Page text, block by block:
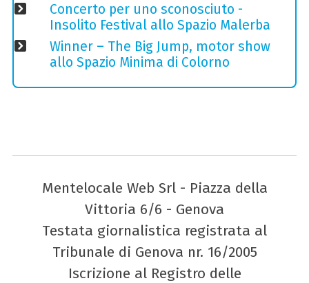
Concerto per uno sconosciuto -
Insolito Festival allo Spazio Malerba
Winner – The Big Jump, motor show
allo Spazio Minima di Colorno
Mentelocale Web Srl - Piazza della
Vittoria 6/6 - Genova
Testata giornalistica registrata al
Tribunale di Genova nr. 16/2005
Iscrizione al Registro delle